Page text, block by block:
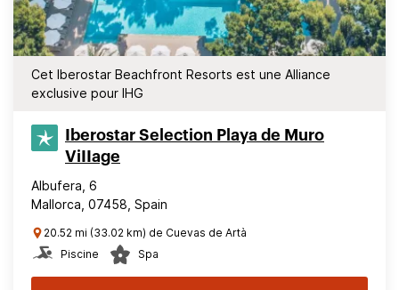
Cet Iberostar Beachfront Resorts est une Alliance
exclusive pour IHG
Iberostar Selection​ Playa de Muro
ViIIage
Albufera, 6
Mallorca, 07458, Spain
20.52 mi (33.02 km) de Cuevas de Artà
Piscine
Spa